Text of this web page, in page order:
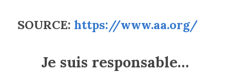
SOURCE: https://www.aa.org/
Je suis responsable…